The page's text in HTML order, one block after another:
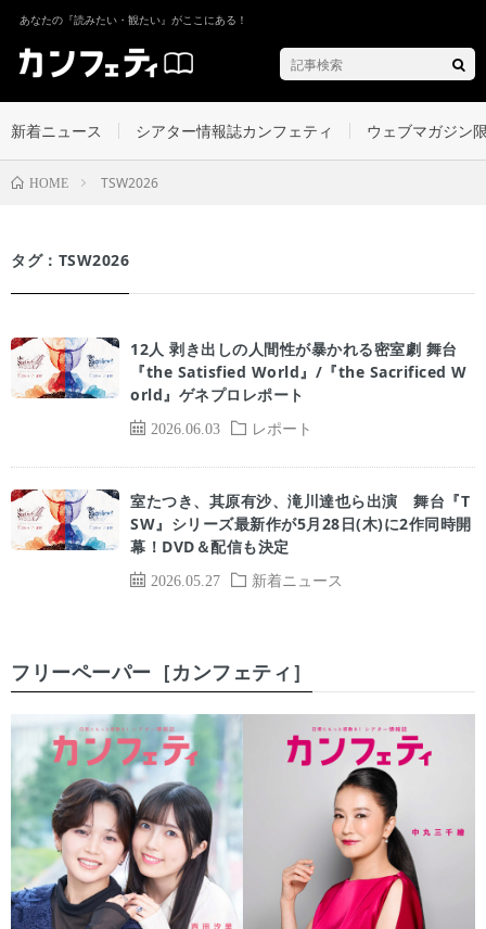
あなたの『読みたい・観たい』がここにある！
新着ニュース シアター情報誌カンフェティ ウェブマガジン
HOME TSW2026
タグ：TSW2026
2026.06.03 レポート
12人 剥き出しの人間性が暴かれる密室劇 舞台
『the Satisfied World』/『the Sacrificed W
orld』ゲネプロレポート
2026.05.27 新着ニュース
室たつき、其原有沙、滝川達也ら出演 舞台『T
SW』シリーズ最新作が5月28日(木)に2作同時開
幕！DVD＆配信も決定
フリーペーパー［カンフェティ］